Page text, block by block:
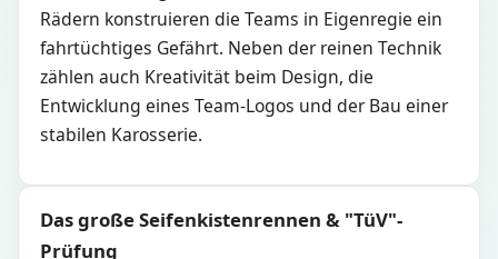
Rädern konstruieren die Teams in Eigenregie ein
fahrtüchtiges Gefährt. Neben der reinen Technik
zählen auch Kreativität beim Design, die
Entwicklung eines Team-Logos und der Bau einer
stabilen Karosserie.
Das große Seifenkistenrennen & "TüV"-
Prüfung